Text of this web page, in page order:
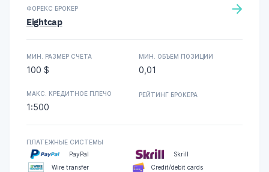
ФОРЕКС БРОКЕР
Eightcap
МИН. РАЗМЕР СЧЕТА
100 $
МИН. ОБЪЕМ ПОЗИЦИИ
0,01
МАКС. КРЕДИТНОЕ ПЛЕЧО
1:500
РЕЙТИНГ БРОКЕРА
ПЛАТЕЖНЫЕ СИСТЕМЫ
PayPal
Skrill
Wire transfer
Credit/debit cards